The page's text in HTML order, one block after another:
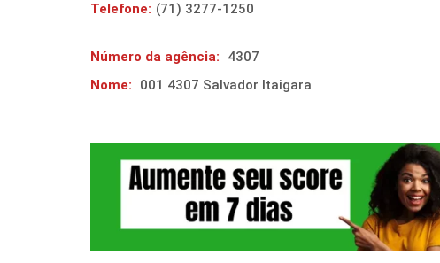
Telefone: (71) 3277-1250
Número da agência:
4307
Nome:
001 4307 Salvador Itaigara